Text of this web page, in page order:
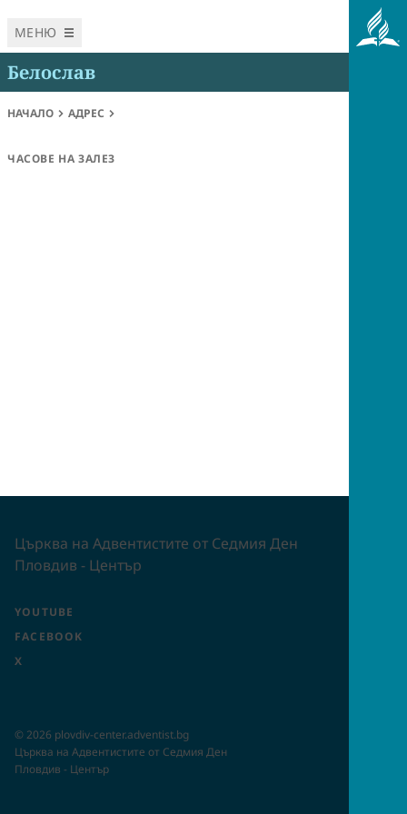
МЕНЮ
Белослав
НАЧАЛО АДРЕС
ЧАСОВЕ НА ЗАЛЕЗ
Църква на Адвентистите от Седмия Ден
Пловдив - Център
YOUTUBE
FACEBOOK
X
©2026 plovdiv-center.adventist.bg
Църква на Адвентистите от Седмия Ден
Пловдив - Център